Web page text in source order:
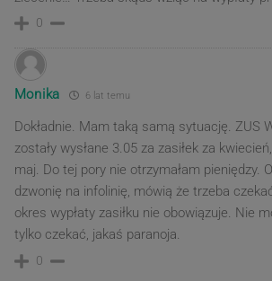
0
Monika 6 lat temu
Dokładnie. Mam taką samą sytuację. ZUS
zostały wysłane 3.05 za zasiłek za
maj. Do tej pory nie otrzymałam pieniędzy.
dzwonię na infolinię, mówią że trzeba
okres wypłaty zasiłku nie obowiązuje. Nie
tylko czekać, jakaś paranoja.
0